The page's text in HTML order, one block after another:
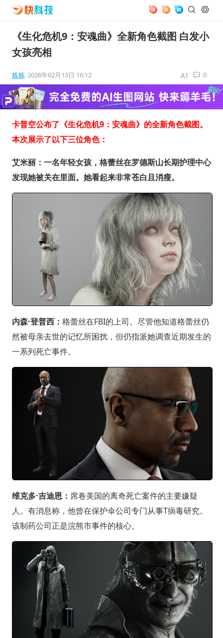
《生化危机9：安魂曲》全新角色截图 白发小
女孩亮相
栋栋 2026年02月13日 16:12 0
卡普空公布了《生化危机9：安魂曲》的全新角色截图。
本次展示了以下三位角色：
艾米丽：一名年轻女孩，格蕾丝在罗德斯山长期护理中心
发现她被关在里面。她看起来非常苍白且消瘦。
内森·登普西： 格蕾丝在FBI的上司。尽管他知道格蕾丝仍
然被母亲去世的记忆所困扰，但仍指派她调查近期发生的
一系列死亡事件。
维克多·吉迪恩： 席卷美国的离奇死亡案件的主要嫌疑
人。有消息称，他曾在保护伞公司专门从事T病毒研究。
该制药公司正是浣熊市事件的核心。